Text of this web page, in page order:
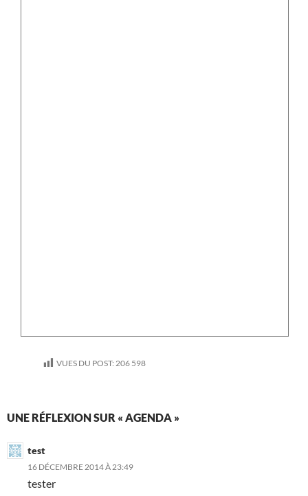
VUES DU POST: 206 598
UNE RÉFLEXION SUR « AGENDA »
test
16 DÉCEMBRE 2014 À 23:49
tester